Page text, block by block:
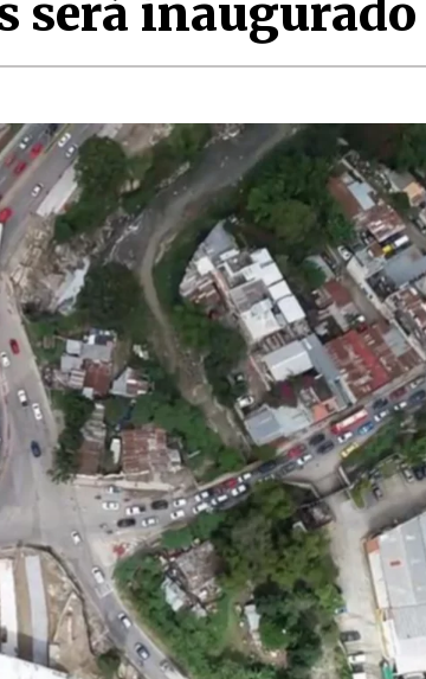
será inaugurado